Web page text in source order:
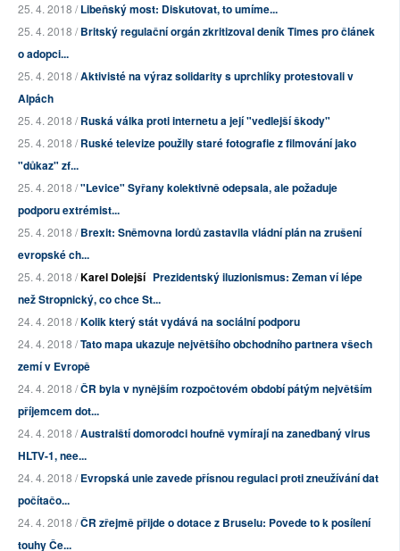
25. 4. 2018 /Libeňský most: Diskutovat, to umíme...
25. 4. 2018 /Britský regulační orgán zkritizoval deník Times pro článek
o adopci...
25. 4. 2018 /Aktivisté na výraz solidarity s uprchlíky protestovali v
Alpách
25. 4. 2018 /Ruská válka proti internetu a její "vedlejší škody"
25. 4. 2018 /Ruské televize použily staré fotografie z filmování jako
"důkaz" zf...
25. 4. 2018 /"Levice" Syřany kolektivně odepsala, ale požaduje
podporu extrémist...
25. 4. 2018 /Brexit: Sněmovna lordů zastavila vládní plán na zrušení
evropské ch...
25. 4. 2018 /Karel Dolejší Prezidentský iluzionismus: Zeman ví lépe
než Stropnický, co chce St...
24. 4. 2018 /Kolik který stát vydává na sociální podporu
24. 4. 2018 /Tato mapa ukazuje největšího obchodního partnera všech
zemí v Evropě
24. 4. 2018 /ČR byla v nynějším rozpočtovém období pátým největším
příjemcem dot...
24. 4. 2018 /Australští domorodci houfně vymírají na zanedbaný virus
HLTV-1, nee...
24. 4. 2018 /Evropská unie zavede přísnou regulaci proti zneužívání dat
počítačo...
24. 4. 2018 /ČR zřejmě přijde o dotace z Bruselu: Povede to k posílení
touhy Če...